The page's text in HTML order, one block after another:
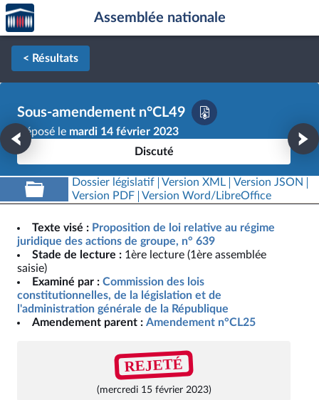
Aller au contenu
Aller en bas de la page
Accèder
à la
page
d'accueil
Assemblée nationale
< Résultats
Sous-amendement n°CL49
Déposé le mardi 14 février 2023
Discuté
Dossier législatif Version XML
Version JSON
Version PDF
Version Word/LibreOffice
Texte visé : Proposition de loi relative au régime
juridique des actions de groupe, n° 639
Stade de lecture : 1ère lecture (1ère assemblée
saisie)
Examiné par : Commission des lois
constitutionnelles, de la législation et de
l'administration générale de la République
Amendement parent : Amendement n°CL25
REJETÉ
(mercredi 15 février 2023)